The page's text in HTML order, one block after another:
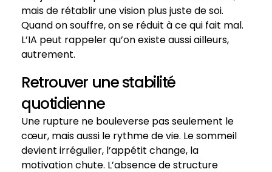
mais de rétablir une vision plus juste de soi.
Quand on souffre, on se réduit à ce qui fait mal.
L’IA peut rappeler qu’on existe aussi ailleurs,
autrement.
Retrouver une stabilité
quotidienne
Une rupture ne bouleverse pas seulement le
cœur, mais aussi le rythme de vie. Le sommeil
devient irrégulier, l’appétit change, la
motivation chute. L’absence de structure